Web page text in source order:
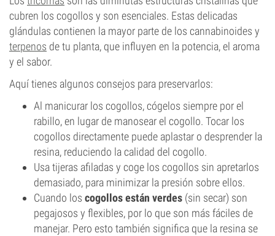
cubren los cogollos y son esenciales. Estas delicadas
glándulas contienen la mayor parte de los cannabinoides y
terpenos de tu planta, que influyen en la potencia, el aroma
y el sabor.
Aquí tienes algunos consejos para preservarlos:
Al manicurar los cogollos, cógelos siempre por el
rabillo, en lugar de manosear el cogollo. Tocar los
cogollos directamente puede aplastar o desprender la
resina, reduciendo la calidad del cogollo.
Usa tijeras afiladas y coge los cogollos sin apretarlos
demasiado, para minimizar la presión sobre ellos.
Cuando los cogollos están verdes (sin secar) son
pegajosos y flexibles, por lo que son más fáciles de
manejar. Pero esto también significa que la resina se